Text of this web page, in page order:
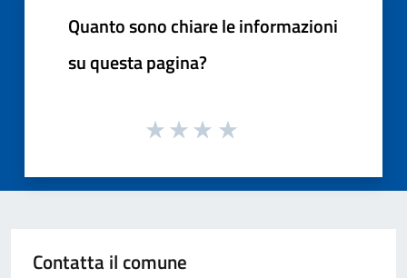
Quanto sono chiare le informazioni
su questa pagina?
Contatta il comune